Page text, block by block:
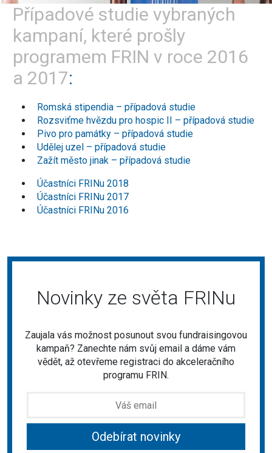
Případové studie vybraných
kampaní, které prošly
programem FRIN v roce 2016
a 2017
Romská stipendia – případová studie
Rozsviťme hvězdu pro hospic II – případová studie
Pivo pro památky – případová studie
Udělej uzel – případová studie
Zažít město jinak – případová studie
Účastníci FRINu 2018
Účastníci FRINu 2017
Účastníci FRINu 2016
Novinky ze světa FRINu
Zaujala vás možnost posunout svou fundraisingovou
kampaň? Zanechte nám svůj email a dáme vám
vědět, až otevřeme registraci do akceleračního
programu FRIN.